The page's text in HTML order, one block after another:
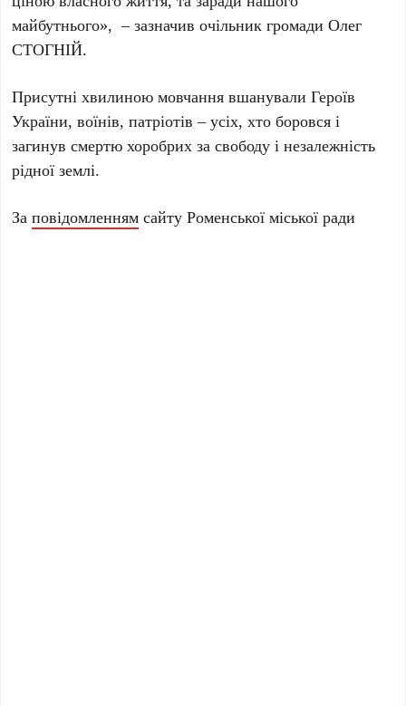
майбутнього», – зазначив очільник громади Олег
СТОГНІЙ.
Присутні хвилиною мовчання вшанували Героїв
України, воїнів, патріотів – усіх, хто боровся і
загинув смертю хоробрих за свободу і незалежність
рідної землі.
Заповідомленням сайту Роменської міської ради